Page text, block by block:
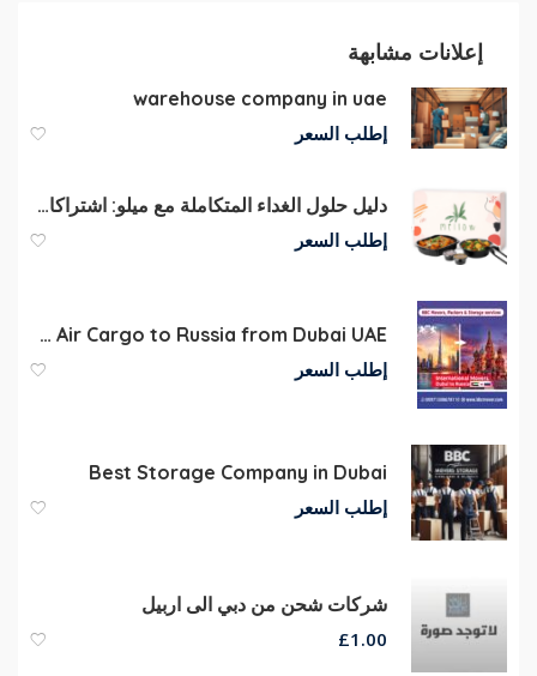
إعلانات مشابهة
warehouse company in uae
إطلب السعر
دليل حلول الغداء المتكاملة مع ميلو: اشتراكات مخصصة للشركات والأفراد بالرياض
إطلب السعر
Air Cargo to Russia from Dubai UAE
إطلب السعر
Best Storage Company in Dubai
إطلب السعر
شركات شحن من دبي الى اربيل
£1.00